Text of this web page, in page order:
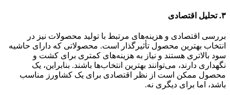
۳. تحلیل اقتصادی
بررسی اقتصادی و هزینه‌های مرتبط با تولید محصولات نیز در
انتخاب بهترین محصول تأثیرگذار است. محصولاتی که دارای حاشیه
سود بالاتری هستند و نیاز به هزینه‌های کمتری برای کشت و
نگهداری دارند، می‌توانند بهترین انتخاب‌ها باشند. بنابراین، یک
محصول ممکن است از نظر اقتصادی برای یک کشاورز مناسب
باشد، اما برای دیگری نه.